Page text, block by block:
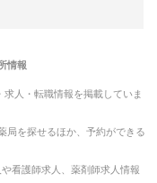
情報
求人・転職情報を掲載していま
局を探せるほか、予約ができる
看護師求人、薬剤師求人情報